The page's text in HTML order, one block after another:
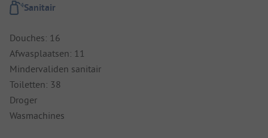
Sanitair
Douches: 16
Afwasplaatsen: 11
Mindervaliden sanitair
Toiletten: 38
Droger
Wasmachines